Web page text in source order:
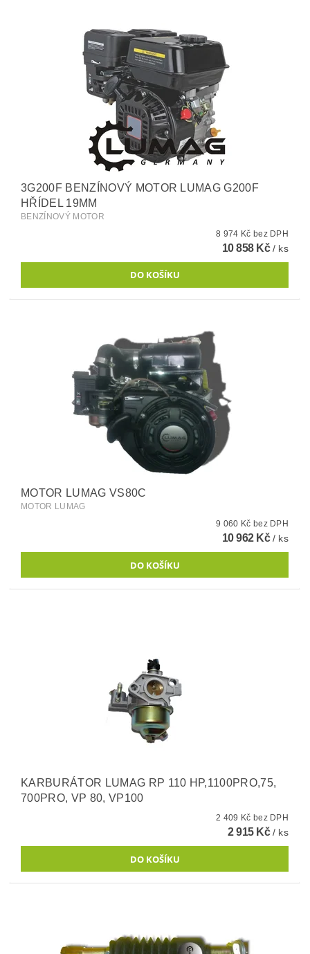
3G200F BENZÍNOVÝ MOTOR LUMAG G200F
HŘÍDEL 19MM
BENZÍNOVÝ MOTOR
8 974 Kč bez DPH
10 858 Kč/ ks
MOTOR LUMAG VS80C
MOTOR LUMAG
9 060 Kč bez DPH
10 962 Kč/ ks
KARBURÁTOR LUMAG RP 110 HP,1100PRO,75,
700PRO, VP 80, VP100
2 409 Kč bez DPH
2 915 Kč/ ks